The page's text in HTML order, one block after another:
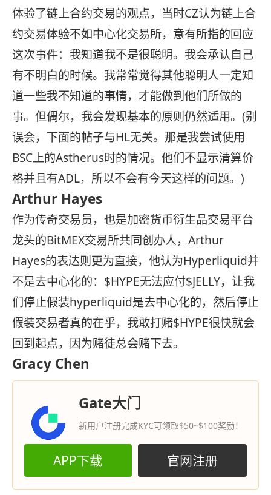
体验了链上合约交易的观点，当时CZ认为链上合
约交易体验不如中心化交易所，意有所指的回应
这次事件：我知道我不是很聪明。我会承认自己
有不明白的时候。我常常觉得其他聪明人一定知
道一些我不知道的事情，才能做到他们所做的
事。但偶尔，我会发现基本的原则仍然适用。(别
误会，下面的帖子与HL无关。那是我尝试使用
BSC上的Astherus时的情况。他们不显示清算价
格并且有ADL，所以不会有今天这样的问题。)
Arthur Hayes
作为传奇交易员，也是加密货币衍生品交易平台
龙头的BitMEX交易所共同创办人，Arthur
Hayes的表达则更为直接，他认为Hyperliquid并
不是去中心化的：$HYPE无法应付$JELLY，让我
们停止假装hyperliquid是去中心化的，然后停止
假装交易者真的在乎，我敢打赌$HYPE很快就会
回到起点，因为赌徒总会赌下去。
Gracy Chen
Gate大门
新用户注册完成KYC可领取$50~$100奖励！
APP下载 官网注册